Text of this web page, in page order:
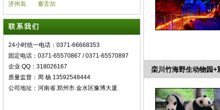
济州岛
塞舌尔
联系我们
24小时统一电话：0371-66668353
固定电话：0371-65570867 / 0371-65570897
企业 QQ：318026167
质量监督：周 杨 13592548444
公司地址：河南省.郑州市.金水区豫博大厦
栾川竹海野生动物园+